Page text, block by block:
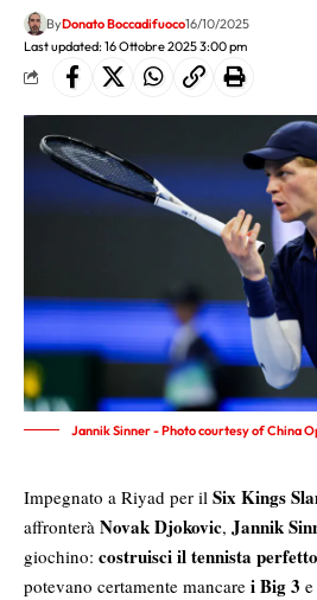
Last updated: 16 Ottobre 2025 3:00 pm
ByDonato Boccadifuoco16/10/2025
Jannik Sinner - Photo courtesy of China
Impegnato a Riyad per il Six Kings
affronterà Novak Djokovic, Jannik
giochino: costruisci il tennista perfetto
potevano certamente mancare i Big 3